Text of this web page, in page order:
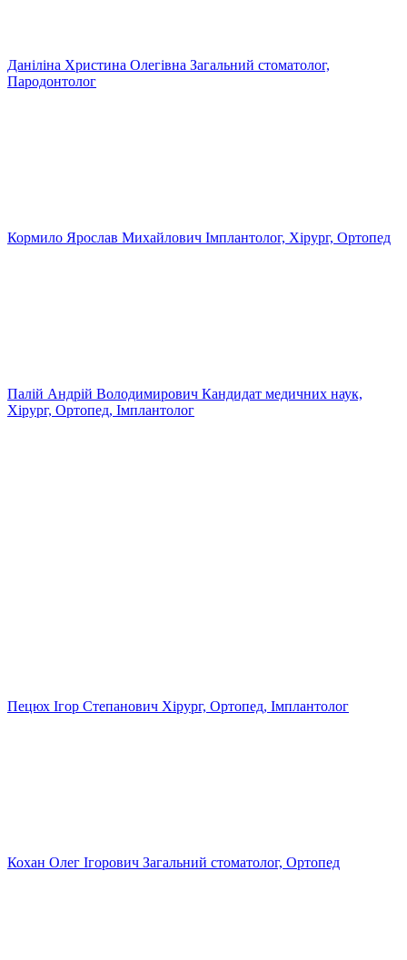
Даніліна Христина Олегівна Загальний стоматолог,
Пародонтолог
Кормило Ярослав Михайлович Імплантолог, Хірург, Ортопед
Палій Андрій Володимирович Кандидат медичних наук,
Хірург, Ортопед, Імплантолог
Пецюх Ігор Степанович Хірург, Ортопед, Імплантолог
Кохан Олег Ігорович Загальний стоматолог, Ортопед